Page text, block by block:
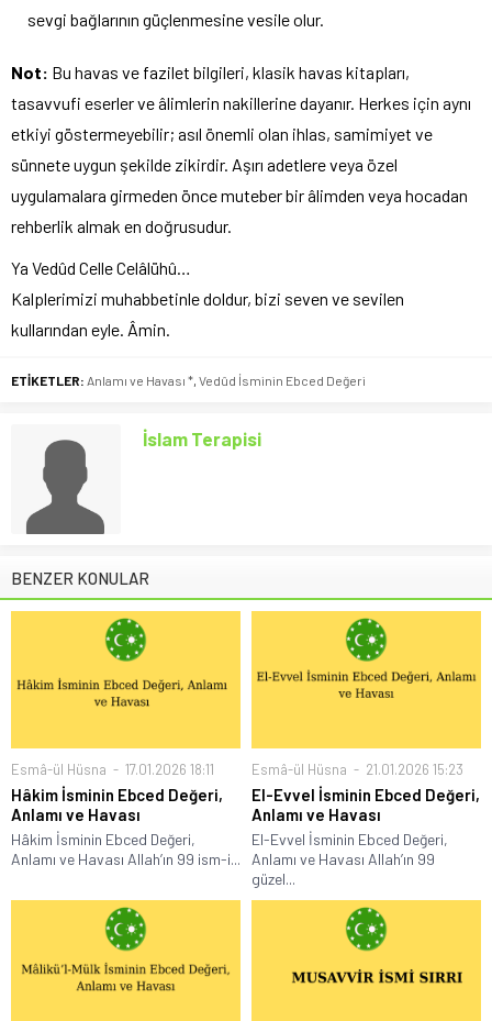
sevgi bağlarının güçlenmesine vesile olur.
Not: Bu havas ve fazilet bilgileri, klasik havas kitapları,
tasavvufi eserler ve âlimlerin nakillerine dayanır. Herkes için aynı
etkiyi göstermeyebilir; asıl önemli olan ihlas, samimiyet ve
sünnete uygun şekilde zikirdir. Aşırı adetlere veya özel
uygulamalara girmeden önce muteber bir âlimden veya hocadan
rehberlik almak en doğrusudur.
Ya Vedûd Celle Celâlühû…
Kalplerimizi muhabbetinle doldur, bizi seven ve sevilen
kullarından eyle. Âmin.
ETİKETLER: Anlamı ve Havası * Vedûd İsminin Ebced Değeri
İslam Terapisi
BENZER KONULAR
Esmâ-ül Hüsna 17.01.2026 18:11
Hâkim İsminin Ebced Değeri,
Anlamı ve Havası
Hâkim İsminin Ebced Değeri,
Anlamı ve Havası Allah’ın 99 ism-i...
Esmâ-ül Hüsna 21.01.2026 15:23
El-Evvel İsminin Ebced Değeri,
Anlamı ve Havası
El-Evvel İsminin Ebced Değeri,
Anlamı ve Havası Allah’ın 99
güzel...